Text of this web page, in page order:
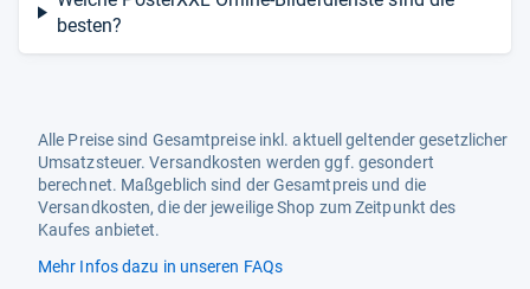
besten?
Alle Preise sind Gesamtpreise inkl. aktuell geltender gesetzlicher
Umsatzsteuer. Versandkosten werden ggf. gesondert
berechnet. Maßgeblich sind der Gesamtpreis und die
Versandkosten, die der jeweilige Shop zum Zeitpunkt des
Kaufes anbietet.
Mehr Infos dazu in unseren FAQs